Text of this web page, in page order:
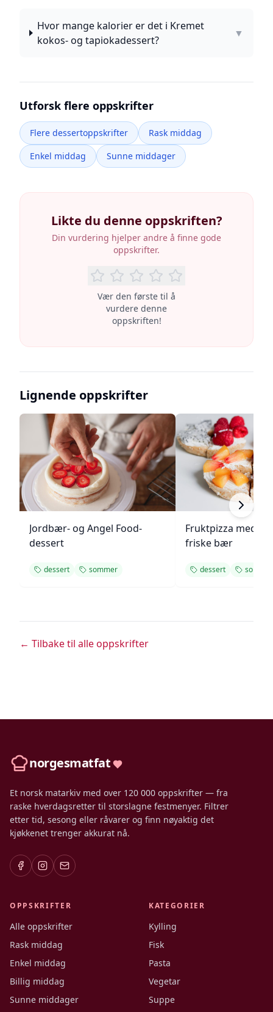
Hvor mange kalorier er det i Kremet
kokos- og tapiokadessert?
▼
Utforsk flere oppskrifter
Flere dessertoppskrifter
Rask middag
Enkel middag
Sunne middager
Likte du denne oppskriften?
Din vurdering hjelper andre å finne gode
oppskrifter.
Vær den første til å
vurdere denne
oppskriften!
Lignende oppskrifter
Jordbær- og Angel Food-
dessert
dessert sommer
Fruktpizza med
friske bær
dessert sommer
← Tilbake til alle oppskrifter
norgesmatfat
Et norsk matarkiv med over 120 000 oppskrifter — fra
raske hverdagsretter til storslagne festmenyer. Filtrer
etter tid, sesong eller råvarer og finn nøyaktig det
kjøkkenet trenger akkurat nå.
OPPSKRIFTER
Alle oppskrifter
Rask middag
Enkel middag
Billig middag
Sunne middager
KATEGORIER
Kylling
Fisk
Pasta
Vegetar
Suppe